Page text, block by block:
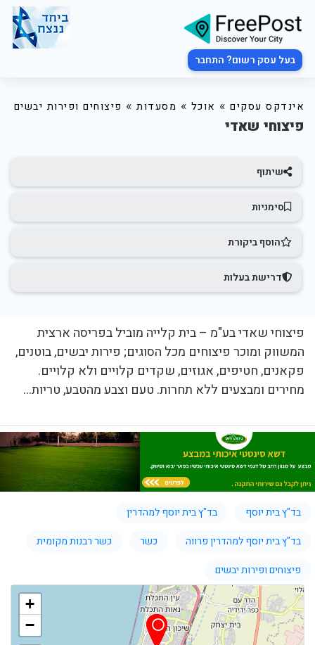
בעל עסק רשום? התחבר
אינדקס עסקים » אוכל » מסעדות » פיצוחים ופירות יבשים
פיצוחי שאדי
שיתוף
סימניות
הוסף ביקורת
דרישת בעלות
פיצוחי שאדי בע"מ – בית קלייה מוביל בפריסה ארצית
המשווק ומוכר פיצוחים מכל הסוגים; פירות יבשים, בוטנים,
פקאנים, חטיפים, אגוזים, שקדים קלויים ולא קלויים.
מחירים ומבצעים ללא תחרות. טעם וצבע מהטבע, טריות...
בד"ץ בית יוסף
בד"ץ בית יוסף למהדרין
בד"ץ בית יוסף למהדרין פרווה
כשר
כשר רבנות מקומית
פיצוחים ופירות יבשים
+
−